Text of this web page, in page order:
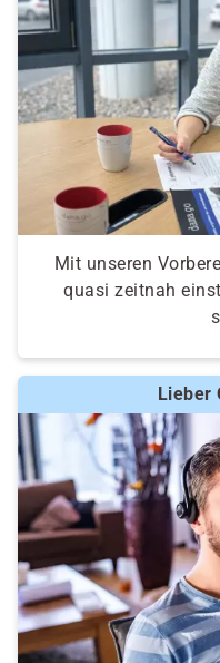
Mit unseren
quasi zeitnah
Lieber